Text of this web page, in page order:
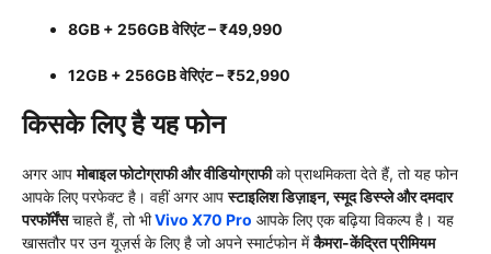
8GB + 256GB वेरिएंट – ₹49,990
12GB + 256GB वेरिएंट – ₹52,990
किसके लिए है यह फोन
अगर आपमोबाइल फोटोग्राफी और वीडियोग्राफीको प्राथमिकता देते हैं, तो यह फोन
आपके लिए परफेक्ट है। वहीं अगर आपस्टाइलिश डिज़ाइन, स्मूद डिस्प्ले और दमदार
परफॉर्मेंसचाहते हैं, तो भीVivo X70 Pro आपके लिए एक बढ़िया विकल्प है। यह
खासतौर पर उन यूज़र्स के लिए है जो अपने स्मार्टफोन मेंकैमरा-केंद्रित प्रीमियम